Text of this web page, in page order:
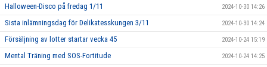
Halloween-Disco på fredag 1/11 2024-10-30 14:26
Sista inlämningsdag för Delikatesskungen 3/11 2024-10-30 14:24
Försäljning av lotter startar vecka 45 2024-10-24 15:19
Mental Träning med SOS-Fortitude 2024-10-24 14:25